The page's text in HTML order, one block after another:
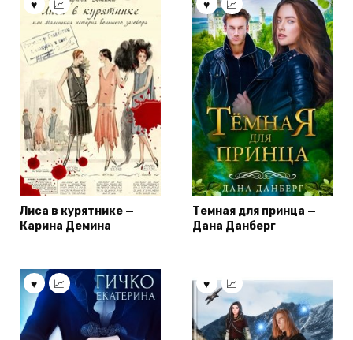
Лиса в курятнике —
Карина Демина
Темная для принца —
Дана Данберг